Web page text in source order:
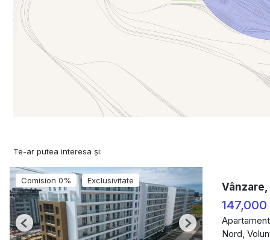
Te-ar putea interesa și:
Comision 0% Exclusivitate
Previous Next
147,000
Nord,